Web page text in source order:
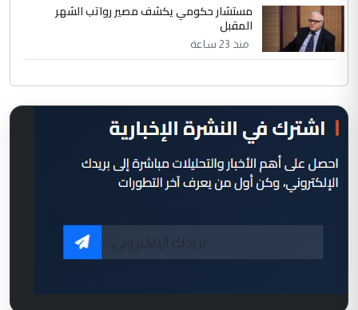
مستشار حكومي يكشف مصير رواتب الشهر
المقبل
منذ 23 ساعة